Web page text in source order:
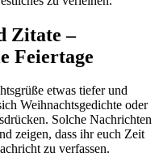
Zitate –
Feiertage
etwas tiefer und
Weihnachtsgedichte oder
Solche Nachrichten
zeigen, dass ihr euch Zeit
zu verfassen.